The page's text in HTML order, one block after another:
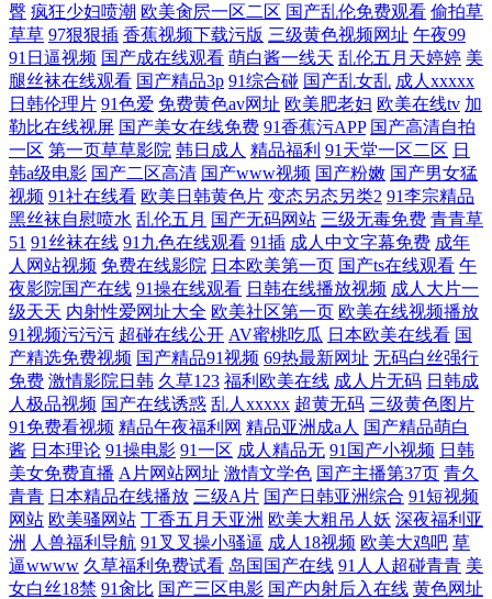
臀 疯狂少妇喷潮 欧美肏屄一区二区 国产乱伦免费观看 偷拍草
草草 97狠狠插 香蕉视频下载污版 三级黄色视频网址 午夜99
91日逼视频 国产成在线观看 萌白酱一线天 乱伦五月天婷婷 美
腿丝袜在线观看 国产精品3p 91综合碰 国产乱女乱 成人xxxxx
日韩伦理片 91色爱 免费黄色av网址 欧美肥老妇 欧美在线tv 加
勒比在线视屏 国产美女在线免费 91香蕉污APP 国产高清自拍
一区 第一页草草影院 韩日成人 精品福利 91天堂一区二区 日
韩a级电影 国产二区高清 国产www视频 国产粉嫩 国产男女猛
视频 91社在线看 欧美日韩黄色片 变态另态另类2 91李宗精品
黑丝袜自慰喷水 乱伦五月 国产无码网站 三级无毒免费 青青草
51 91丝袜在线 91九色在线观看 91插 成人中文字幕免费 成年
人网站视频 免费在线影院 日本欧美第一页 国产ts在线观看 午
夜影院国产在线 91操在线观看 日韩在线播放视频 成人大片一
级天天 内射性爱网址大全 欧美社区第一页 欧美在线视频播放
91视频污污污 超碰在线公开 AV蜜桃吃瓜 日本欧美在线看 国
产精选免费视频 国产精品91视频 69热最新网址 无码白丝强行
免费 激情影院日韩 久草123 福利欧美在线 成人片无码 日韩成
人极品视频 国产在线诱惑 乱人xxxxx 超黄无码 三级黄色图片
91免费看视频 精品午夜福利网 精品亚洲成a人 国产精品萌白
酱 日本理论 91操电影 91一区 成人精品无 91国产小视频 日韩
美女免费直播 A片网站网址 激情文学色 国产主播第37页 青久
青青 日本精品在线播放 三级A片 国产日韩亚洲综合 91短视频
网站 欧美骚网站 丁香五月天亚洲 欧美大粗吊人妖 深夜福利亚
洲 人兽福利导航 91叉叉操小骚逼 成人18视频 欧美大鸡吧 草
逼wwww 久草福利免费试看 岛国国产在线 91人人超碰青青 美
女白丝18禁 91肏比 国产三区电影 国产内射后入在线 黄色网址